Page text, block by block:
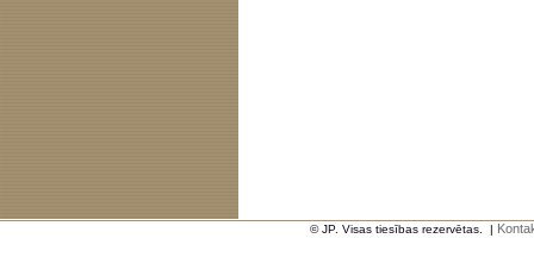
© JP. Visas tiesības rezervētas. |